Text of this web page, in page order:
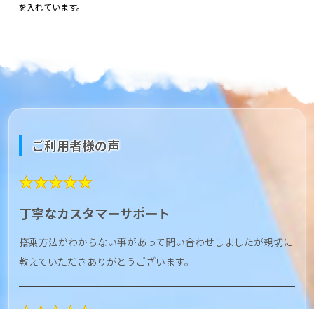
を入れています。
ご利用者様の声
★★★★★
丁寧なカスタマーサポート
搭乗方法がわからない事があって問い合わせしましたが親切に
教えていただきありがとうございます。